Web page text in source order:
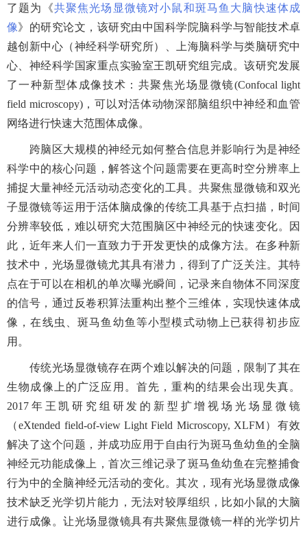
了题为《共聚焦光场显微镜对小鼠和斑马鱼大脑快速体成
像》的研究论文，该研究由中国科学院脑科学与智能技术卓
越创新中心（神经科学研究所）、上海脑科学与类脑研究中
心、神经科学国家重点实验室王凯研究组完成。该研究发展
了一种新型体成像技术：共聚焦光场显微镜(Confocal light
field microscopy)，可以对活体动物深部脑组织中神经和血管
网络进行快速大范围体成像。
跨脑区大规模的神经元如何整合信息并影响行为是神经
科学中的核心问题，解答这个问题需要在更高时空分辨率上
捕捉大量神经元活动动态变化的工具。共聚焦显微镜和双光
子显微镜等运用于活体脑成像的传统工具基于点扫描，时间
分辨率较低，难以研究大范围脑区中神经元的快速变化。因
此，近年来人们一直致力于开发更快的成像方法。在多种新
技术中，光场显微镜尤其具有潜力，得到了广泛关注。其特
点在于可以在相机的单次曝光瞬间，记录来自物体不同深度
的信号，通过反卷积算法重构出整个三维体，实现快速体成
像，在线虫、斑马鱼幼鱼等小型模式动物上已获得初步应
用。
传统光场显微镜存在两个难以解决的问题，限制了其在
生物成像上的广泛应用。首先，重构的结果会出现失真。
2017 年王凯研究组研发的新型扩增视场光场显微镜
（eXtended field-of-view Light Field Microscopy, XLFM）有效
解决了这个问题，并成功应用于自由行为斑马鱼幼鱼的全脑
神经元功能成像上，首次三维记录了斑马鱼幼鱼在完整捕食
行为中的全脑神经元活动的变化。其次，现有光场显微成像
技术缺乏光学切片能力，无法对较厚组织，比如小鼠的大脑
进行成像。让光场显微镜具有共聚焦显微镜一样的光学切片